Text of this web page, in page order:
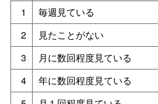
1
毎週見ている
2
見たことがない
3
月に数回程度見ている
4
年に数回程度見ている